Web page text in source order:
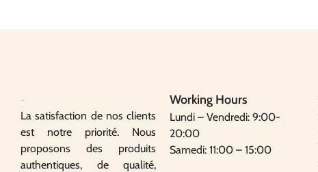
La satisfaction de nos clients
est notre priorité. Nous
proposons des produits
authentiques, de qualité,
Working Hours
Lundi – Vendredi: 9:00-
20:00
Samedi: 11:00 – 15:00